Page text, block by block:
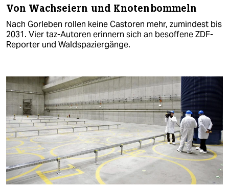
Von Wachseiern und Knotenbommeln
Nach Gorleben rollen keine Castoren mehr, zumindest bis
2031. Vier taz-Autoren erinnern sich an besoffene ZDF-
Reporter und Waldspaziergänge.